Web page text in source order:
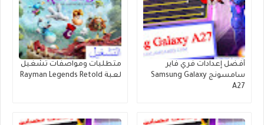
أفضل إعدادات فري فاير
سامسونج Samsung Galaxy
A27
متطلبات ومواصفات تشغيل
لعبة Rayman Legends Retold